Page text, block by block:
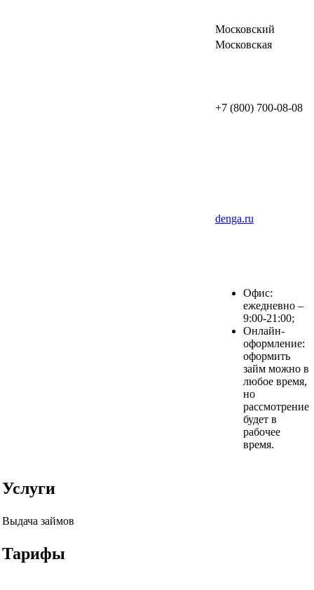
Московский
Московская
+7 (800) 700-08-08
denga.ru
Офис:
ежедневно –
9:00-21:00;
Онлайн-
оформление:
оформить
займ можно в
любое время,
но
рассмотрение
будет в
рабочее
время.
Услуги
Выдача займов
Тарифы